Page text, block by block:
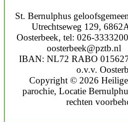
St. Bernulphus
Utrechtseweg 129,
Oosterbeek, tel: 026-
oosterbeek@pztb.nl
IBAN: NL72 RABO
o.v.v.
Copyright © 2026
parochie, Locatie
rechten